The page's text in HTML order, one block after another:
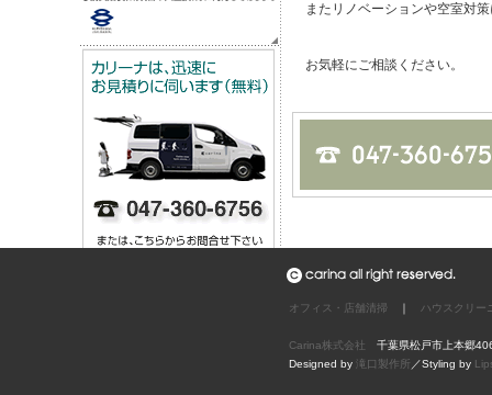
またリノベーションや空室対
お気軽にご相談ください。
オフィス・店舗清掃 ｜ ハウスクリー
Carina株式会社 千葉県松戸市上本郷
Designed by 滝口製作所 ／Styling by